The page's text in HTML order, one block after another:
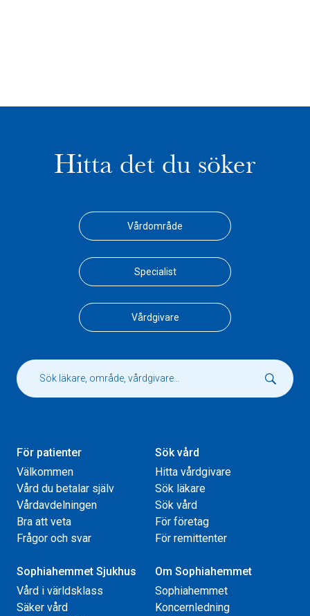
Hitta det du söker
Vårdområde
Specialist
Vårdgivare
För patienter
Välkommen
Vård du betalar själv
Vårdavdelningen
Bra att veta
Frågor och svar
Sök vård
Hitta vårdgivare
Sök läkare
Sök vård
För företag
För remittenter
Sophiahemmet Sjukhus
Vård i världsklass
Säker vård
Om Sophiahemmet
Sophiahemmet
Koncernledning